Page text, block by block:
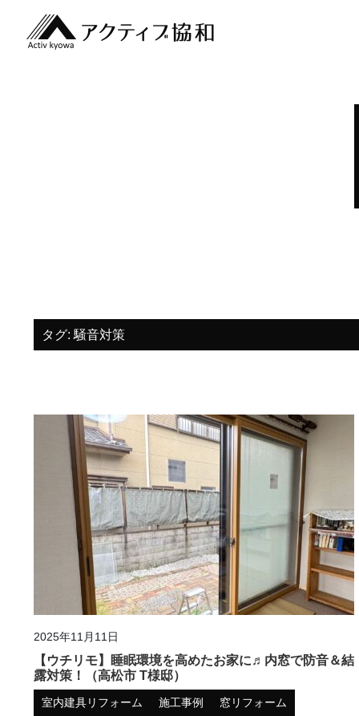
タグ: 騒音対策
2025年11月11日
【ウチリモ】睡眠環境を高めたお家に♬内窓で防音＆結
露対策！（高松市 T様邸）
室内建具リフォーム 施工事例 窓リフォーム